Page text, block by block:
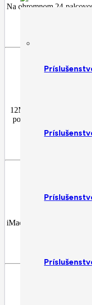
Na ohromnom 24-
12MP Center Stage
pohľad zhora na svoj
iMac má predinštalované